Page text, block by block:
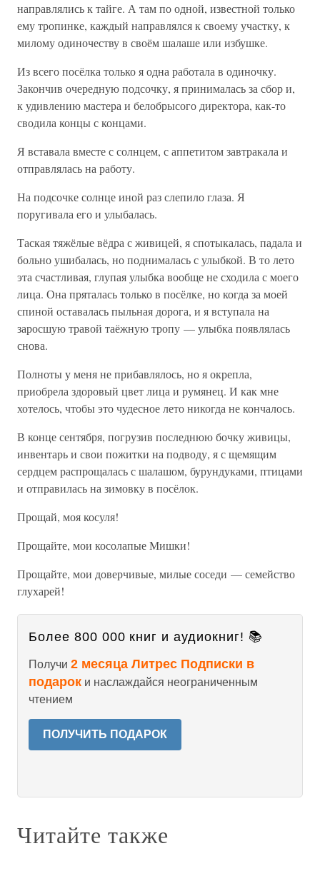
направлялись к тайге. А там по одной, известной только
ему тропинке, каждый направлялся к своему участку, к
милому одиночеству в своём шалаше или избушке.
Из всего посёлка только я одна работала в одиночку.
Закончив очередную подсочку, я принималась за сбор и,
к удивлению мастера и белобрысого директора, как-то
сводила концы с концами.
Я вставала вместе с солнцем, с аппетитом завтракала и
отправлялась на работу.
На подсочке солнце иной раз слепило глаза. Я
поругивала его и улыбалась.
Таская тяжёлые вёдра с живицей, я спотыкалась, падала и
больно ушибалась, но поднималась с улыбкой. В то лето
эта счастливая, глупая улыбка вообще не сходила с моего
лица. Она пряталась только в посёлке, но когда за моей
спиной оставалась пыльная дорога, и я вступала на
заросшую травой таёжную тропу — улыбка появлялась
снова.
Полноты у меня не прибавлялось, но я окрепла,
приобрела здоровый цвет лица и румянец. И как мне
хотелось, чтобы это чудесное лето никогда не кончалось.
В конце сентября, погрузив последнюю бочку живицы,
инвентарь и свои пожитки на подводу, я с щемящим
сердцем распрощалась с шалашом, бурундуками, птицами
и отправилась на зимовку в посёлок.
Прощай, моя косуля!
Прощайте, мои косолапые Мишки!
Прощайте, мои доверчивые, милые соседи — семейство
глухарей!
Более 800 000 книг и аудиокниг! 📚
Получи 2 месяца Литрес Подписки в
подарок и наслаждайся неограниченным
чтением
ПОЛУЧИТЬ ПОДАРОК
Читайте также